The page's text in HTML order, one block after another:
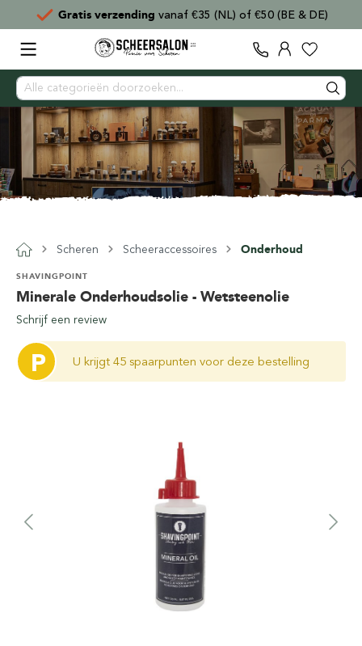
Gratis verzending vanaf €35 (NL) of €50 (BE & DE)
Scheren Scheeraccessoires Onderhoud
Minerale Onderhoudsolie - Wetsteenolie
SHAVINGPOINT
Schrijf een review
P U krijgt 45 spaarpunten voor deze bestelling